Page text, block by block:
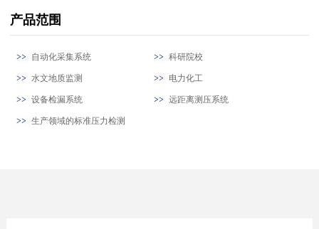
产品范围
自动化采集系统 科研院校
水文地质监测 电力化工
设备检漏系统 远距离测压系统
生产领域的标准压力检测